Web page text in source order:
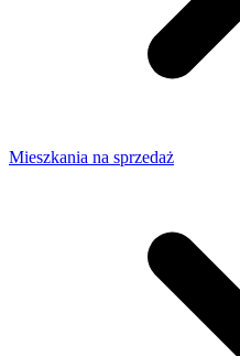
Mieszkania na sprzedaż